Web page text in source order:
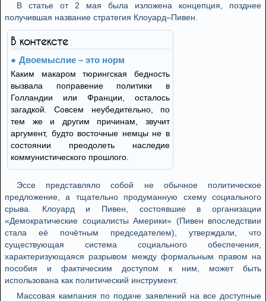
В статье от 2 мая была изложена концепция, позднее
получившая название стратегия Клоуард–Пивен.
В контексте
Двоемыслие – это норм
Каким макаром тюрингская бедность
вызвала поправение политики в
Голландии или Франции, осталось
загадкой. Совсем неубедительно, по
тем же и другим причинам, звучит
аргумент, будто восточные немцы не в
состоянии преодолеть наследие
коммунистического прошлого.
Эссе представляло собой не обычное политическое
предложение, а тщательно продуманную схему социального
срыва. Клоуард и Пивен, состоявшие в организации
«Демократические социалисты Америки» (Пивен впоследствии
стала её почётным председателем), утверждали, что
существующая система социального обеспечения,
характеризующаяся разрывом между формальным правом на
пособия и фактическим доступом к ним, может быть
использована как политический инструмент.
Массовая кампания по подаче заявлений на все доступные